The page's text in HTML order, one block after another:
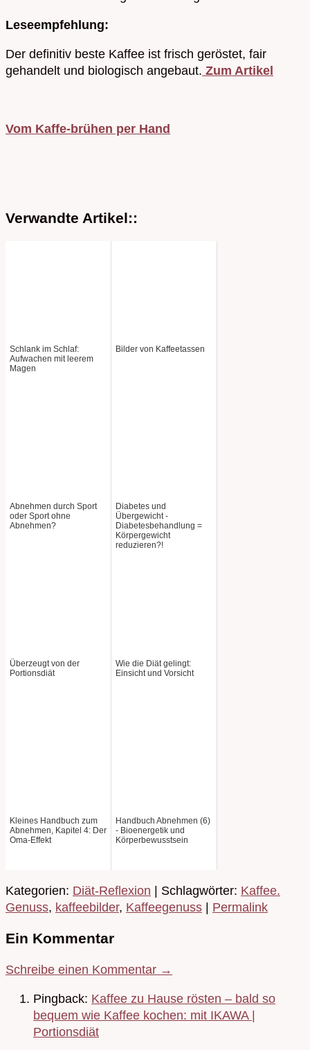
Leseempfehlung:
Der definitiv beste Kaffee ist frisch geröstet, fair
gehandelt und biologisch angebaut. Zum Artikel
Vom Kaffe-brühen per Hand
Verwandte Artikel::
Schlank im Schlaf:
Aufwachen mit leerem
Magen
Bilder von Kaffeetassen
Abnehmen durch Sport
oder Sport ohne
Abnehmen?
Diabetes und
Übergewicht -
Diabetesbehandlung =
Körpergewicht
reduzieren?!
Überzeugt von der
Portionsdiät
Wie die Diät gelingt:
Einsicht und Vorsicht
Kleines Handbuch zum
Abnehmen, Kapitel 4: Der
Oma-Effekt
Handbuch Abnehmen (6)
- Bioenergetik und
Körperbewusstsein
Kategorien: Diät-Reflexion | Schlagwörter: Kaffee.
Genuss, kaffeebilder, Kaffeegenuss | Permalink
Ein Kommentar
Schreibe einen Kommentar →
Pingback: Kaffee zu Hause rösten – bald so
bequem wie Kaffee kochen: mit IKAWA |
Portionsdiät